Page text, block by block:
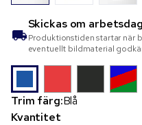
Skickas om
Produktionstiden startar när
eventuellt bildmaterial
Trim färg:Blå
Kvantitet